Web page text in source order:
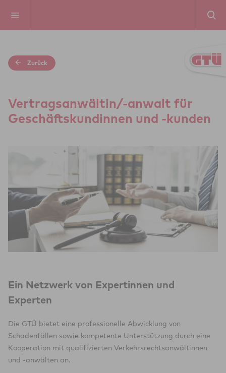
Zurück
Ver­trags­an­wäl­tin/-anwalt für
Geschäfts­kun­din­nen und -kunden
Ein Netzwerk von Expertinnen und
Experten
Die GTÜ bietet eine professionelle Abwicklung von
Schadenfällen sowie kompetente Unterstützung durch eine
Kooperation mit qualifizierten Verkehrsrechtsanwältinnen
und -anwälten an.